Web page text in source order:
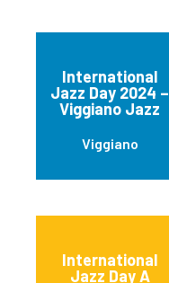
International
Jazz Day 2024 –
Viggiano Jazz
Viggiano
International
Jazz Day A